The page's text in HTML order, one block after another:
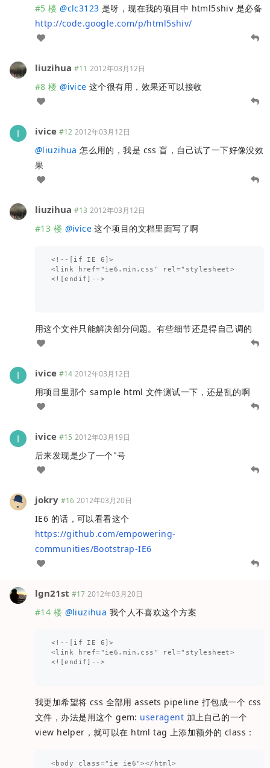
#5 楼 @clc3123 是呀，现在我的项目中 html5shiv 是必备
http://code.google.com/p/html5shiv/
liuzihua #11 2012年03月12日
#8 楼 @ivice 这个很有用，效果还可以接收
ivice #12 2012年03月12日
@liuzihua 怎么用的，我是 css 盲，自己试了一下好像没效
果
liuzihua #13 2012年03月12日
#13 楼 @ivice 这个项目的文档里面写了啊
<!--[if IE 6]>
<link href="ie6.min.css" rel="stylesheet>
<![endif]-->
用这个文件只能解决部分问题。有些细节还是得自己调的
ivice #14 2012年03月12日
用项目里那个 sample html 文件测试一下，还是乱的啊
ivice #15 2012年03月19日
后来发现是少了一个"号
jokry #16 2012年03月20日
IE6 的话，可以看看这个
https://github.com/empowering-
communities/Bootstrap-IE6
lgn21st #17 2012年03月20日
#14 楼 @liuzihua 我个人不喜欢这个方案
<!--[if IE 6]>
<link href="ie6.min.css" rel="stylesheet>
<![endif]-->
我更加希望将 css 全部用 assets pipeline 打包成一个 css
文件，办法是用这个 gem: useragent 加上自己的一个
view helper，就可以在 html tag 上添加额外的 class：
<body class="ie ie6"></html>